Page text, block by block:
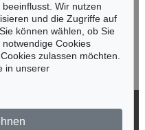
>
Wir nutzen
und die Zugriffe auf
können wählen, ob Sie
Cookies
zulassen möchten.
in unserer